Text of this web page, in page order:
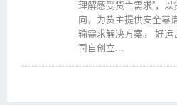
理解感受货主需求”，
向，为货主提供安全靠
输需求解决方案。 好运
司自创立...